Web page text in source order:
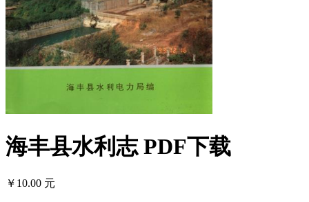
海丰县水利志 PDF下载
￥10.00 元